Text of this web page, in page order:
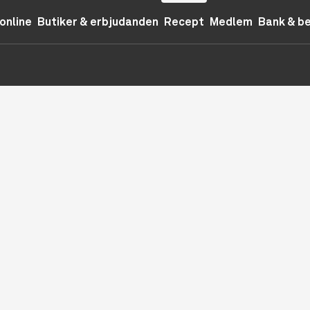
Butiker & erbjudanden Recept Medlem Bank &